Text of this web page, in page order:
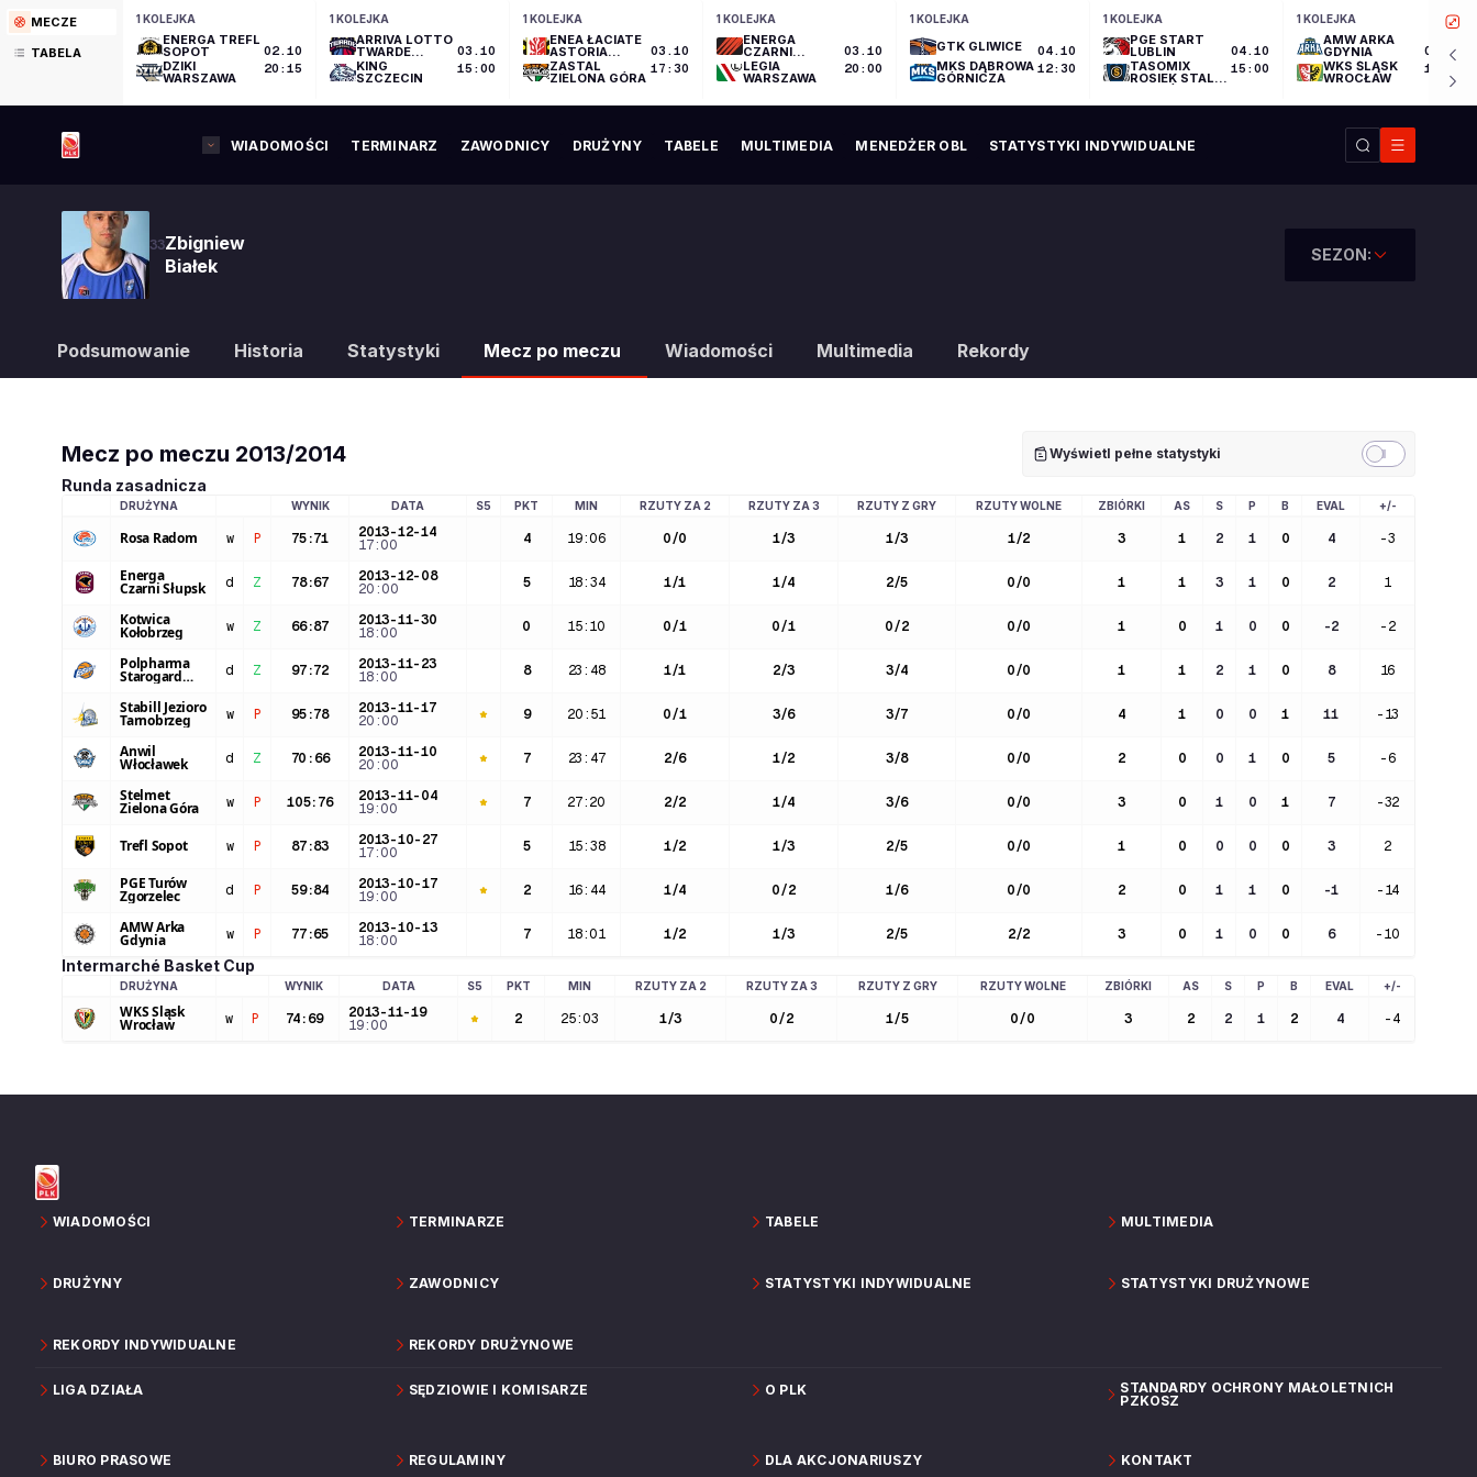
MECZE
TABELA
1 KOLEJKA
ENERGA TREFL
SOPOT
DZIKI
WARSZAWA
02.10
20:15
1 KOLEJKA
ARRIVA LOTTO
TWARDE
PIERNIKI
TORUŃ
KING
SZCZECIN
03.10
15:00
1 KOLEJKA
ENEA ŁACIATE
ASTORIA
BYDGOSZCZ
ZASTAL
ZIELONA GÓRA
03.10
17:30
1 KOLEJKA
ENERGA
CZARNI
SŁUPSK
LEGIA
WARSZAWA
03.10
20:00
1 KOLEJKA
GTK GLIWICE
MKS DĄBROWA
GÓRNICZA
04.10
12:30
1 KOLEJKA
PGE START
LUBLIN
TASOMIX
ROSIEK STAL
WIELKOPOLSKI
04.10
15:00
1 KOLEJKA
AMW ARKA
GDYNIA
WKS ŚLĄSK
WROCŁAW
04.10
17:30
WIADOMOŚCI TERMINARZ ZAWODNICY DRUŻYNY TABELE MULTIMEDIA MENEDŻER OBL STATYSTYKI INDYWIDUALNE
33Zbigniew
Białek
SEZON:
Podsumowanie Historia Statystyki Mecz po meczu Wiadomości Multimedia Rekordy
Mecz po meczu 2013/2014 Wyświetl pełne statystyki
Runda zasadnicza
LOGO DRUŻYNY
DRUŻYNA WYNIK DATA S5 PKT MIN RZUTY ZA 2 RZUTY ZA 3 RZUTY Z GRY RZUTY WOLNE ZBIÓRKI AS S P B EVAL +/-
Rosa Radom w P 75:71
2013-12-14
17:00
4 19:06 0/0 1/3 1/3 1/2 3 1 2 1 0 4 -3
Energa
Czarni Słupsk d Z 78:67
2013-12-08
20:00
5 18:34 1/1 1/4 2/5 0/0 1 1 3 1 0 2 1
Kotwica
Kołobrzeg w Z 66:87
2013-11-30
18:00
0 15:10 0/1 0/1 0/2 0/0 1 0 1 0 0 -2 -2
Polpharma
Starogard
Gdański
d Z 97:72
2013-11-23
18:00
8 23:48 1/1 2/3 3/4 0/0 1 1 2 1 0 8 16
Stabill Jezioro
Tarnobrzeg w P 95:78
2013-11-17
20:00
9 20:51 0/1 3/6 3/7 0/0 4 1 0 0 1 11 -13
Anwil
Włocławek d Z 70 : 66
2013-11-10
20:00
7 23:47 2/6 1/2 3/8 0/0 2 0 0 1 0 5 -6
Stelmet
Zielona Góra w P 105: 76
2013-11-04
19:00
7 27:20 2/2 1/4 3/6 0/0 3 0 1 0 1 7 -32
Trefl Sopot w P 87:83
2013-10-27
17:00
5 15:38 1/2 1/3 2/5 0/0 1 0 0 0 0 3 2
PGE Turów
Zgorzelec d P 59:84
2013-10-17
19:00
2 16:44 1/4 0/2 1/6 0/0 2 0 1 1 0 -1 -14
AMW Arka
Gdynia w P 77:65
2013-10-13
18:00
7 18:01 1/2 1/3 2/5 2/2 3 0 1 0 0 6 -10
Intermarché Basket Cup
LOGO DRUŻYNY
DRUŻYNA WYNIK DATA S5 PKT MIN RZUTY ZA 2 RZUTY ZA 3 RZUTY Z GRY RZUTY WOLNE ZBIÓRKI AS S P B EVAL +/-
WKS Śląsk
Wrocław w P 74 : 69
2013-11-19
19:00
2 25:03 1/3 0/2 1/5 0/0 3 2 2 1 2 4 -4
WIADOMOŚCI TERMINARZE TABELE MULTIMEDIA
DRUŻYNY ZAWODNICY STATYSTYKI INDYWIDUALNE STATYSTYKI DRUŻYNOWE
REKORDY INDYWIDUALNE REKORDY DRUŻYNOWE
LIGA DZIAŁA SĘDZIOWIE I KOMISARZE O PLK
STANDARDY OCHRONY MAŁOLETNICH
PZKOSZ
BIURO PRASOWE REGULAMINY DLA AKCJONARIUSZY KONTAKT